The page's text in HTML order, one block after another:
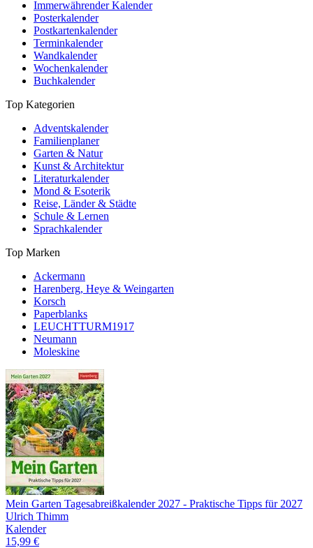
Immerwährender Kalender
Posterkalender
Postkartenkalender
Terminkalender
Wandkalender
Wochenkalender
Buchkalender
Top Kategorien
Adventskalender
Familienplaner
Garten & Natur
Kunst & Architektur
Literaturkalender
Mond & Esoterik
Reise, Länder & Städte
Schule & Lernen
Sprachkalender
Top Marken
Ackermann
Harenberg, Heye & Weingarten
Korsch
Paperblanks
LEUCHTTURM1917
Neumann
Moleskine
Mein Garten Tagesabreißkalender 2027 - Praktische Tipps für 2027
Ulrich Thimm
Kalender
15,99 €